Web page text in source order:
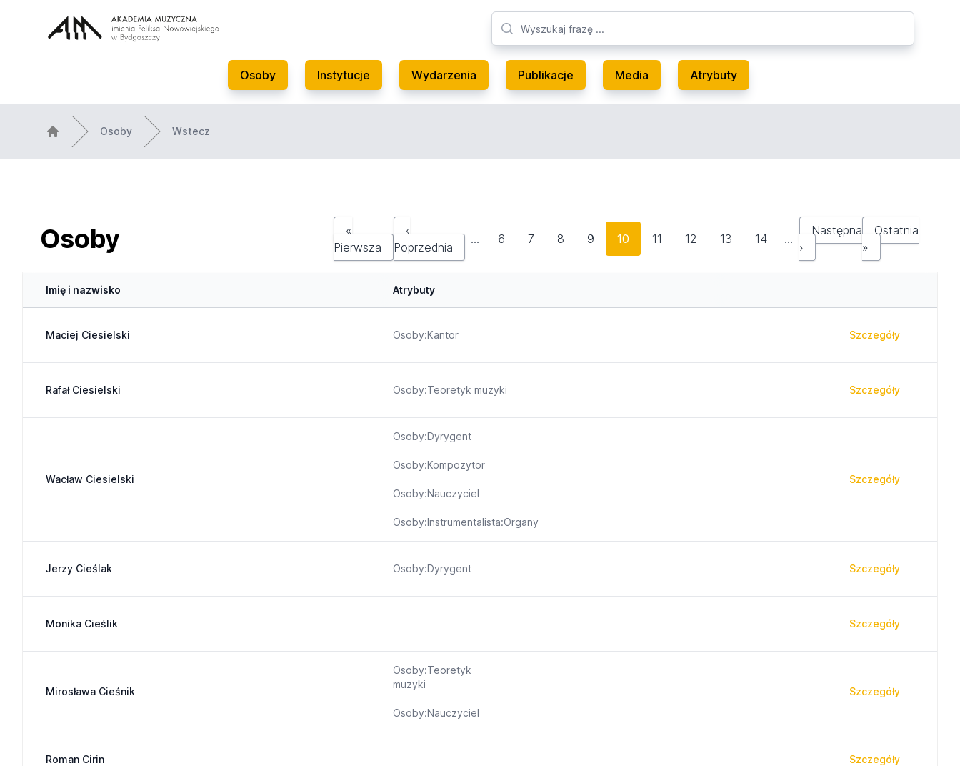
Osoby Instytucje Wydarzenia Publikacje Media Atrybuty
Osoby Wstecz
Osoby
«
Pierwsza
‹
Poprzednia
… 6 7 8 9 10 11 12 13 14 …
Następna
›
Ostatnia
»
Imię i nazwisko Atrybuty
Maciej Ciesielski Osoby:Kantor Szczegóły
Rafał Ciesielski Osoby:Teoretyk muzyki Szczegóły
Wacław Ciesielski
Osoby:Dyrygent
Osoby:Kompozytor
Osoby:Nauczyciel
Osoby:Instrumentalista:Organy
Szczegóły
Jerzy Cieślak Osoby:Dyrygent Szczegóły
Monika Cieślik Szczegóły
Mirosława Cieśnik
Osoby:Teoretyk
muzyki
Osoby:Nauczyciel
Szczegóły
Roman Cirin Szczegóły